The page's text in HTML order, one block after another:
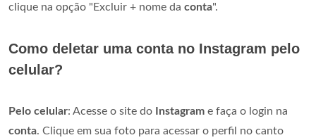
clique na opção "Excluir + nome da conta".
Como deletar uma conta no Instagram pelo
celular?
Pelo celular: Acesse o site do Instagram e faça o login na
conta. Clique em sua foto para acessar o perfil no canto